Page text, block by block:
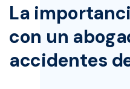
La
con un
accidentes